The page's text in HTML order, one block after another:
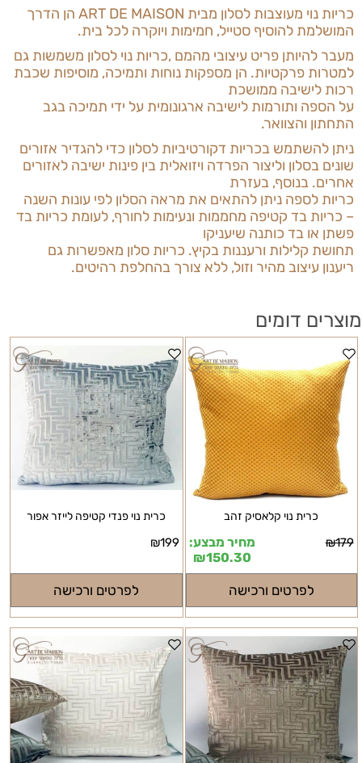
כריות נוי מעוצבות לסלון מבית ART DE MAISON הן הדרך
המושלמת להוסיף סטייל, חמימות ויוקרה לכל בית.
מעבר להיותן פריט עיצובי מהמם ,כריות נוי לסלון משמשות גם
למטרות פרקטיות. הן מספקות נוחות ותמיכה, מוסיפות שכבת
רכות לישיבה ממושכת
על הספה ותורמות לישיבה ארגונומית על ידי תמיכה בגב
התחתון והצוואר.
ניתן להשתמש בכריות דקורטיביות לסלון כדי להגדיר אזורים
שונים בסלון וליצור הפרדה ויזואלית בין פינות ישיבה לאזורים
אחרים. בנוסף, בעזרת
כריות לספה ניתן להתאים את מראה הסלון לפי עונות השנה
– כריות בד קטיפה מחממות ונעימות לחורף, לעומת כריות בד
פשתן או בד כותנה שיעניקו
תחושת קלילות ורעננות בקיץ. כריות סלון מאפשרות גם
ריענון עיצוב מהיר וזול, ללא צורך בהחלפת רהיטים.
מוצרים דומים
כרית נוי קלאסיק זהב
₪179
מחיר מבצע:
₪150.30
לפרטים ורכישה
כרית נוי פנדי קטיפה לייזר אפור
₪199
לפרטים ורכישה